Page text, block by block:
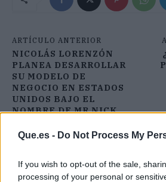
Que.es - Do Not Process My
If you wish to opt-out of the sale,
processing of your personal or
ARTÍCULO ANTERIOR
NICOLÁS LORENZÓN
PLANEA DESARROLLAR
SU MODELO DE
NEGOCIO EN ESTADOS
UNIDOS BAJO EL
NOMBRE DE MR NICK